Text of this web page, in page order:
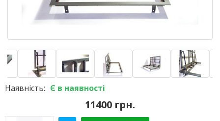
Наявність: Є в наявності
11400 грн.